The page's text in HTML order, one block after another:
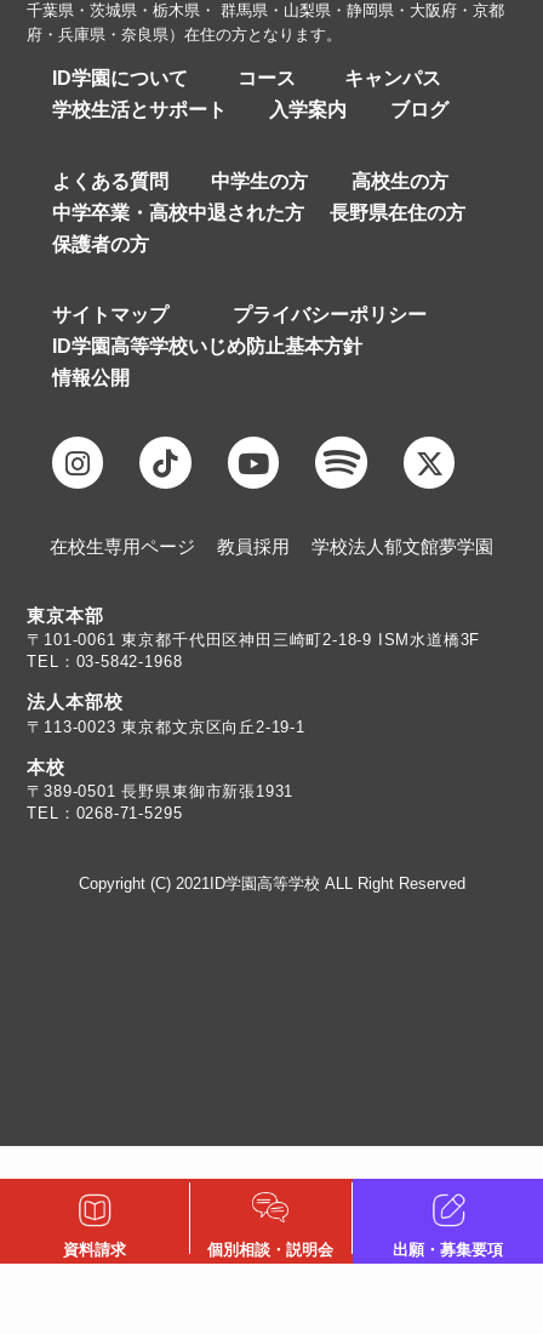
千葉県・茨城県・栃木県・ 群馬県・山梨県・静岡県・大阪府・京都
府・兵庫県・奈良県）在住の方となります。
ID学園について コース
キャンパス
学校生活とサポート
入学案内 ブログ
よくある質問 中学生の方
高校生の方
中学卒業・高校中退された方
長野県在住の方
保護者の方
サイトマップ
プライバシーポリシー
ID学園高等学校いじめ防止基本方針
情報公開
在校生専用ページ 教員採用 学校法人郁文館夢学園
東京本部
TEL：03-5842-1968
法人本部校
〒113-0023 東京都文京区向丘2-19-1
本校
TEL：0268-71-5295
Copyright (C) 2021ID学園高等学校 ALL Right Reserved
資料請求 個別相談・説明会 出願・募集要項